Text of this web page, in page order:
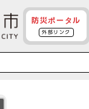
防災ポータル
外部リンク